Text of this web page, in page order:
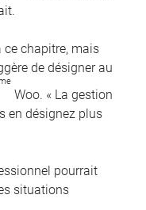
ce chapitre, mais
de désigner au
Woo. « La gestion
en désignez plus
pourrait
situations